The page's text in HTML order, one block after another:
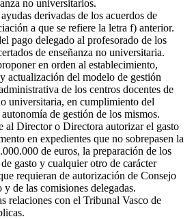
no universitarios.
derivadas de los acuerdos de
a que se refiere la letra f) anterior.
pago delegado al profesorado de los
de enseñanza no universitaria.
en orden al establecimiento,
actualización del modelo de gestión
de los centros docentes de
universitaria, en cumplimiento del
de gestión de los mismos.
al Director o Directora autorizar el gasto
en expedientes que no sobrepasen la
de euros, la preparación de los
gasto y cualquier otro de carácter
requieran de autorización de Consejo
y de las comisiones delegadas.
relaciones con el Tribunal Vasco de